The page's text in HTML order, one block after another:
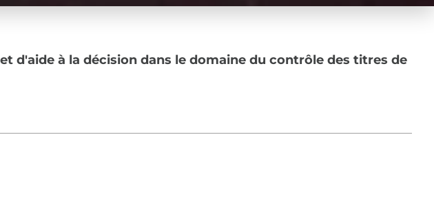
d'aide à la décision dans le domaine du contrôle des titres de